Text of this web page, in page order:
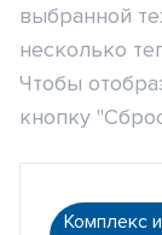
выбранной
несколько
Чтобы
кнопку
Комплекс